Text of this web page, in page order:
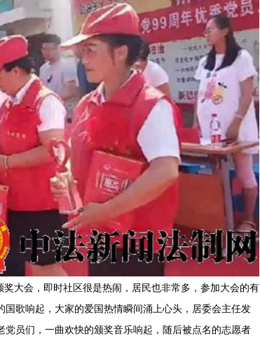
大会，即时社区很是热闹，居民也非常多，参加大会的有
歌响起，大家的爱国热情瞬间涌上心头，居委会主任发
员们，一曲欢快的颁奖音乐响起，随后被点名的志愿者